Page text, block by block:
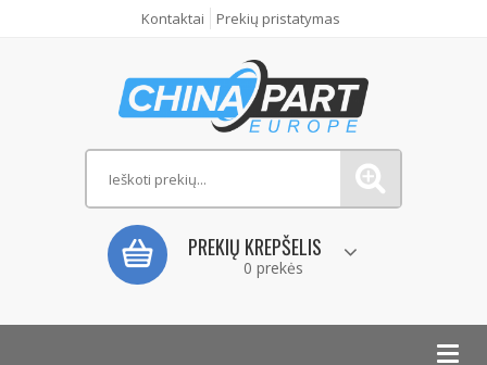
Kontaktai Prekių pristatymas
PREKIŲ KREPŠELIS
0 prekės